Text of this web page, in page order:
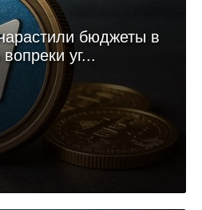
бюджеты в
уг...